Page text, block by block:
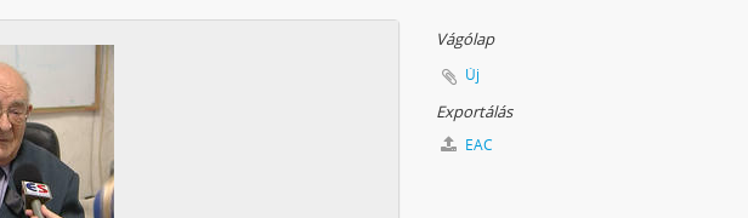
Vágólap
Új
Exportálás
EAC